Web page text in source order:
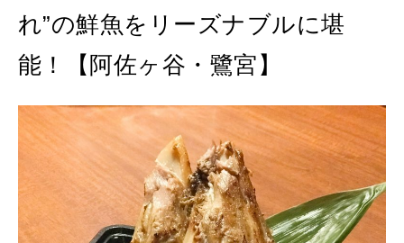
れ”の鮮魚をリーズナブルに堪
能！【阿佐ヶ谷・鷺宮】